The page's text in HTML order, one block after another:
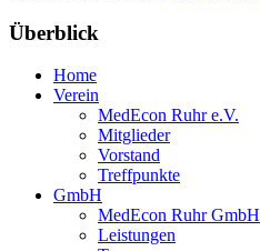
Überblick
Home
Verein
MedEcon Ruhr e.V.
Mitglieder
Vorstand
Treffpunkte
GmbH
MedEcon Ruhr GmbH
Leistungen